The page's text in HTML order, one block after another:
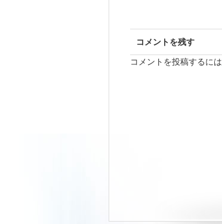
コメントを残す
コメントを投稿するには